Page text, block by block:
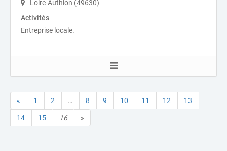
Loire-Authion (49630)
Activités
Entreprise locale.
« 1 2 … 8 9 10 11 12 13
14 15 16 »